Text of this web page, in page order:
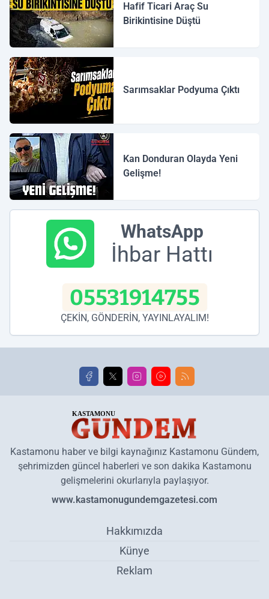
Hafif Ticari Araç Su
Birikintisine Düştü
Sarımsaklar Podyuma Çıktı
Kan Donduran Olayda Yeni
Gelişme!
WhatsApp
İhbar Hattı
05531914755
ÇEKİN, GÖNDERİN, YAYINLAYALIM!
Kastamonu haber ve bilgi kaynağınız Kastamonu Gündem,
şehrimizden güncel haberleri ve son dakika Kastamonu
gelişmelerini okurlarıyla paylaşıyor.
www.kastamonugundemgazetesi.com
Hakkımızda
Künye
Reklam